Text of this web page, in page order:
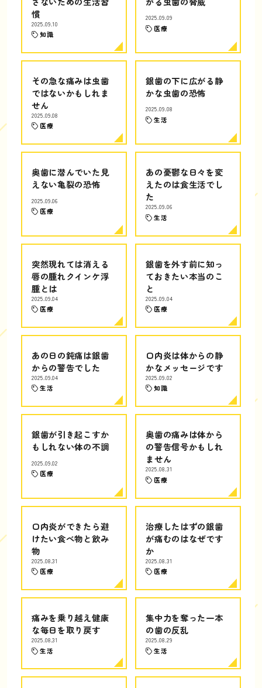
慣
2025.09.10
知識
2025.09.09
医療
その急な痛みは虫歯
ではないかもしれま
せん
2025.09.08
医療
銀歯の下に広がる静
かな虫歯の恐怖
2025.09.08
生活
奥歯に潜んでいた見
えない亀裂の恐怖
2025.09.06
医療
あの憂鬱な日々を変
えたのは食生活でし
た
2025.09.06
生活
突然現れては消える
唇の腫れクインケ浮
腫とは
2025.09.04
医療
銀歯を外す前に知っ
ておきたい本当のこ
と
2025.09.04
医療
あの日の鈍痛は銀歯
からの警告でした
2025.09.04
生活
口内炎は体からの静
かなメッセージです
2025.09.02
知識
銀歯が引き起こすか
もしれない体の不調
2025.09.02
医療
奥歯の痛みは体から
の警告信号かもしれ
ません
2025.08.31
医療
口内炎ができたら避
けたい食べ物と飲み
物
2025.08.31
医療
治療したはずの銀歯
が痛むのはなぜです
か
2025.08.31
医療
痛みを乗り越え健康
な毎日を取り戻す
2025.08.31
生活
集中力を奪った一本
の歯の反乱
2025.08.29
生活